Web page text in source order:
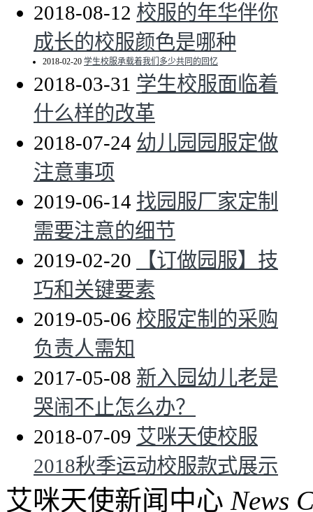
2018-08-12 校服的年华伴你
成长的校服颜色是哪种
2018-02-20 学生校服承载着我们多少共同的回忆
2018-03-31 学生校服面临着
什么样的改革
2018-07-24 幼儿园园服定做
注意事项
2019-06-14 找园服厂家定制
需要注意的细节
2019-02-20
【订做园服】技
巧和关键要素
2019-05-06 校服定制的采购
负责人需知
2017-05-08 新入园幼儿老是
哭闹不止怎么办？
2018-07-09 艾咪天使校服
2018秋季运动校服款式展示
艾咪天使新闻中心 News